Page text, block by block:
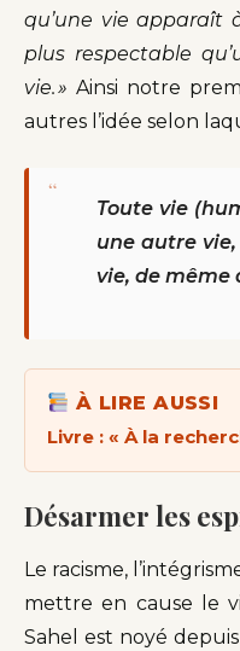
qu’une vie apparaît
plus respectable
vie.» Ainsi notre
autres l’idée selon
“
Toute vie
une autre
vie, de même
À LIRE AUSSI
Livre : « À la
Désarmer les
Le racisme,
mettre en cause le
Sahel est noyé